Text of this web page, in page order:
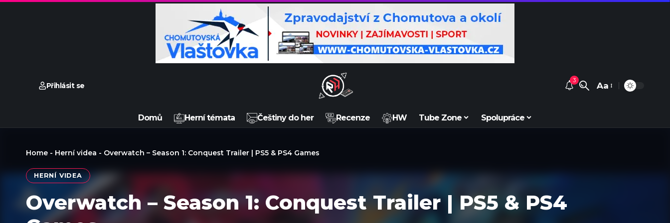
Přihlásit se
3
Aa
Domů Herní témata Češtiny do her Recenze HW Tube Zone Spolupráce
Home - Herní videa - Overwatch – Season 1: Conquest Trailer | PS5 & PS4 Games
HERNÍ VIDEA
Overwatch – Season 1: Conquest Trailer | PS5 & PS4